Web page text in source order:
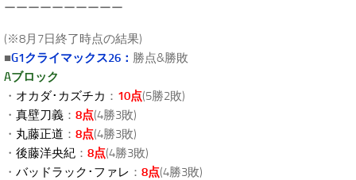
ーーーーーーーーーー
(※8月7日終了時点の結果)
■G1クライマックス26： 勝点&勝敗
Aブロック
・ オカダ･カズチカ ： 10点(5勝2敗)
・ 真壁刀義 ： 8点(4勝3敗)
・ 丸藤正道 ： 8点(4勝3敗)
・ 後藤洋央紀 ： 8点(4勝3敗)
・ バッドラック･ファレ ： 8点(4勝3敗)